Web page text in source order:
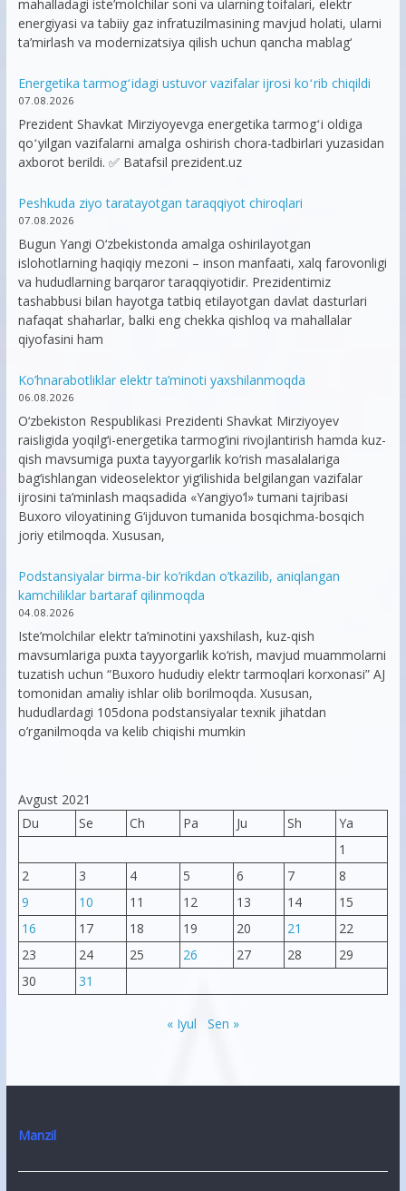
mahalladagi iste’molchilar soni va ularning toifalari, elektr
energiyasi va tabiiy gaz infratuzilmasining mavjud holati, ularni
ta’mirlash va modernizatsiya qilish uchun qancha mablag‘
Energetika tarmogʻidagi ustuvor vazifalar ijrosi koʻrib chiqildi
07.08.2026
Prezident Shavkat Mirziyoyevga energetika tarmogʻi oldiga
qoʻyilgan vazifalarni amalga oshirish chora-tadbirlari yuzasidan
axborot berildi. ✅ Batafsil prezident.uz
Peshkuda ziyo taratayotgan taraqqiyot chiroqlari
07.08.2026
Bugun Yangi O‘zbekistonda amalga oshirilayotgan
islohotlarning haqiqiy mezoni – inson manfaati, xalq farovonligi
va hududlarning barqaror taraqqiyotidir. Prezidentimiz
tashabbusi bilan hayotga tatbiq etilayotgan davlat dasturlari
nafaqat shaharlar, balki eng chekka qishloq va mahallalar
qiyofasini ham
Ko’hnarabotliklar elektr ta’minoti yaxshilanmoqda
06.08.2026
O‘zbekiston Respublikasi Prezidenti Shavkat Mirziyoyev
raisligida yoqilg‘i-energetika tarmog‘ini rivojlantirish hamda kuz-
qish mavsumiga puxta tayyorgarlik ko‘rish masalalariga
bag‘ishlangan videoselektor yig‘ilishida belgilangan vazifalar
ijrosini ta’minlash maqsadida «Yangiyo‘l» tumani tajribasi
Buxoro viloyatining G‘ijduvon tumanida bosqichma-bosqich
joriy etilmoqda. Xususan,
Podstansiyalar birma-bir ko’rikdan o’tkazilib, aniqlangan
kamchiliklar bartaraf qilinmoqda
04.08.2026
Iste’molchilar elektr ta’minotini yaxshilash, kuz-qish
mavsumlariga puxta tayyorgarlik ko‘rish, mavjud muammolarni
tuzatish uchun “Buxoro hududiy elektr tarmoqlari korxonasi” AJ
tomonidan amaliy ishlar olib borilmoqda. Xususan,
hududlardagi 105dona podstansiyalar texnik jihatdan
o’rganilmoqda va kelib chiqishi mumkin
Avgust 2021
Du
Se Ch Pa Ju Sh
Ya
1
2
3 4 5 6 7
8
9
10 11 12 13 14
15
16
17 18 19 20 21
22
23
24 25 26 27 28
29
30
31
« Iyul Sen »
Manzil